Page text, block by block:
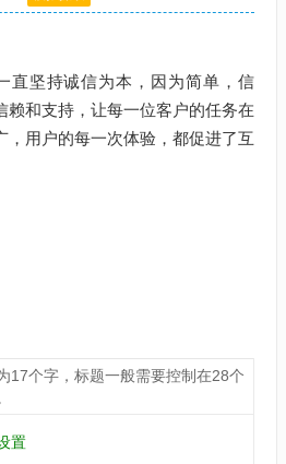
直坚持诚信为本，因为简单，信
赖和支持，让每一位客户的任务在
，用户的每一次体验，都促进了互
17个字，标题一般需要控制在28个
置